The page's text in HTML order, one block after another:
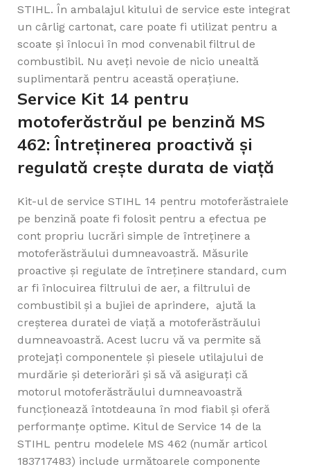
STIHL. În ambalajul kitului de service este integrat
un cârlig cartonat, care poate fi utilizat pentru a
scoate și înlocui în mod convenabil filtrul de
combustibil. Nu aveți nevoie de nicio unealtă
suplimentară pentru această operațiune.
Service Kit 14 pentru
motoferăstrăul pe benzină MS
462: Întreținerea proactivă și
regulată crește durata de viață
Kit-ul de service STIHL 14 pentru motoferăstraiele
pe benzină poate fi folosit pentru a efectua pe
cont propriu lucrări simple de întreținere a
motoferăstrăului dumneavoastră. Măsurile
proactive și regulate de întreținere standard, cum
ar fi înlocuirea filtrului de aer, a filtrului de
combustibil și a bujiei de aprindere, ajută la
creșterea duratei de viață a motoferăstrăului
dumneavoastră. Acest lucru vă va permite să
protejați componentele și piesele utilajului de
murdărie și deteriorări și să vă asigurați că
motorul motoferăstrăului dumneavoastră
funcționează întotdeauna în mod fiabil și oferă
performanțe optime. Kitul de Service 14 de la
STIHL pentru modelele MS 462 (număr articol
183717483) include următoarele componente